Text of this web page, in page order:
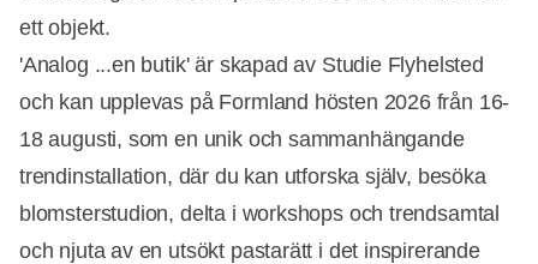
ett objekt.
'Analog ...en butik' är skapad av Studie Flyhelsted
och kan upplevas på Formland hösten 2026 från 16-
18 augusti, som en unik och sammanhängande
trendinstallation, där du kan utforska själv, besöka
blomsterstudion, delta i workshops och trendsamtal
och njuta av en utsökt pastarätt i det inspirerande